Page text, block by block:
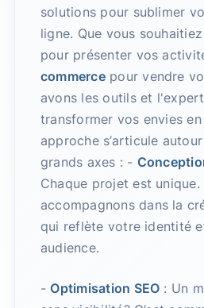
solutions pour sublimer
ligne. Que vous
pour présenter vos
commercepour vendre
avons les outils et
transformer vos envies
approche s’articule
grands axes : -
Chaque projet est unique.
accompagnons dans la
qui reflète votre identité
audience.
- Optimisation SEO : Un